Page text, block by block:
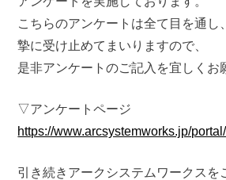
こちらのアンケートは全て目を通し
摯に受け止めてまいりますので、
是非アンケートのご記入を宜しくお
▽アンケートページ
https://www.arcsystemworks.jp/
引き続きアークシステムワークスを